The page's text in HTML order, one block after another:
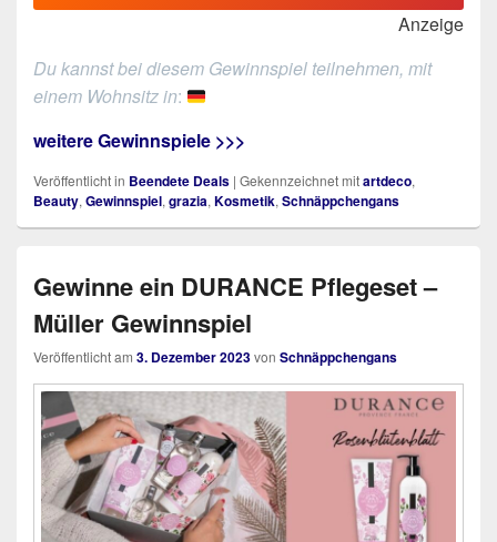
Anzeige
Du kannst bei diesem Gewinnspiel teilnehmen, mit
einem Wohnsitz in:
weitere Gewinnspiele >>>
Veröffentlicht in Beendete Deals | Gekennzeichnet mitartdeco,
Beauty, Gewinnspiel, grazia, Kosmetik, Schnäppchengans
Gewinne ein DURANCE Pflegeset –
Müller Gewinnspiel
Veröffentlicht am 3. Dezember 2023von Schnäppchengans